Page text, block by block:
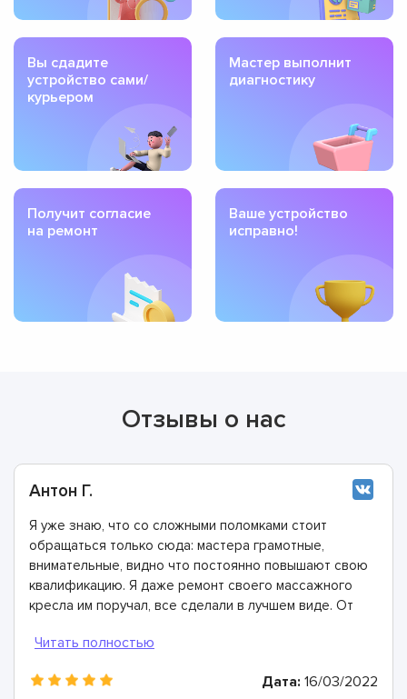
Вы сдадите
устройство сами/
курьером
Мастер выполнит
диагностику
Получит согласие
на ремонт
Ваше устройство
исправно!
Отзывы о нас
Антон Г.
Я уже знаю, что со сложными поломками стоит
обращаться только сюда: мастера грамотные,
внимательные, видно что постоянно повышают свою
квалификацию. Я даже ремонт своего массажного
кресла им поручал, все сделали в лучшем виде. От
Дата: 16/03/2022